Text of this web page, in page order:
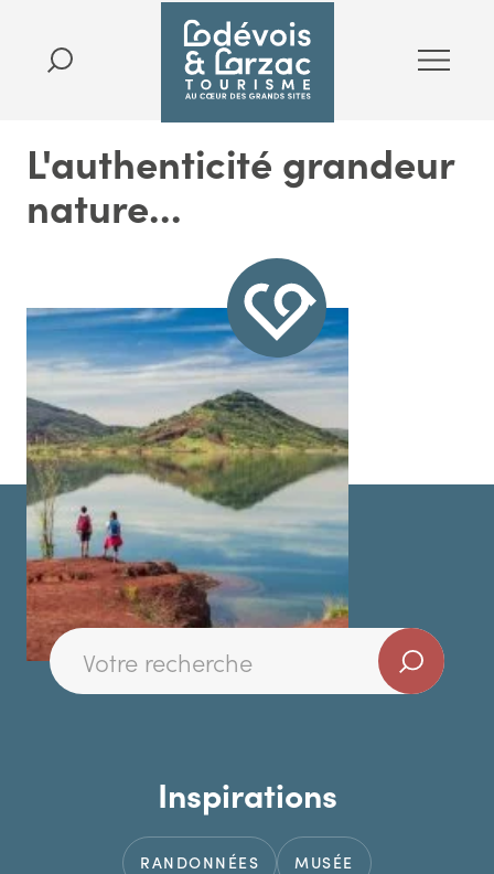
L'authenticité grandeur
nature...
Inspirations
RANDONNÉES MUSÉE